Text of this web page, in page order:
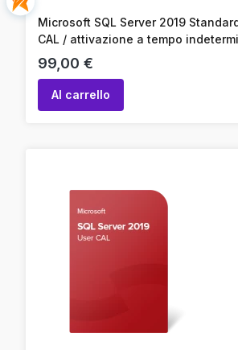
Microsoft SQL Server 2019
CAL / attivazione a tempo
attivazione online / codice prodotto
Prezzo
99,00 €
Al carrello